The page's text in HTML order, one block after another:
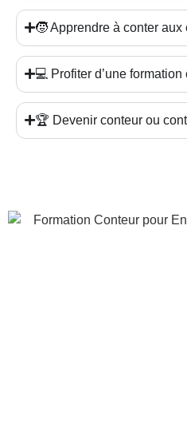
🧒 Apprendre à conter
💻 Profiter d’une
🏆 Devenir conteur ou